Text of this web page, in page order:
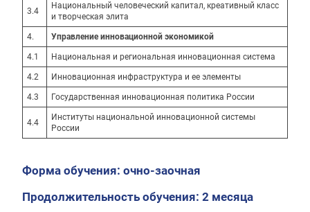
3.4
Национальный человеческий капитал, креативный класс
и творческая элита
4. Управление инновационной экономикой
4.1 Национальная и региональная инновационная система
4.2 Инновационная инфраструктура и ее элементы
4.3 Государственная инновационная политика России
4.4
Институты национальной инновационной системы
России
Форма обучения: очно-заочная
Продолжительность обучения: 2 месяца